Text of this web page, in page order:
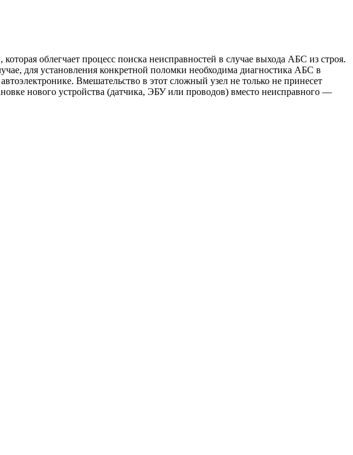
облегчает процесс поиска неисправностей в случае выхода АБС из строя.
для установления конкретной поломки необходима диагностика АБС в
Вмешательство в этот сложный узел не только не принесет
нового устройства (датчика, ЭБУ или проводов) вместо неисправного —